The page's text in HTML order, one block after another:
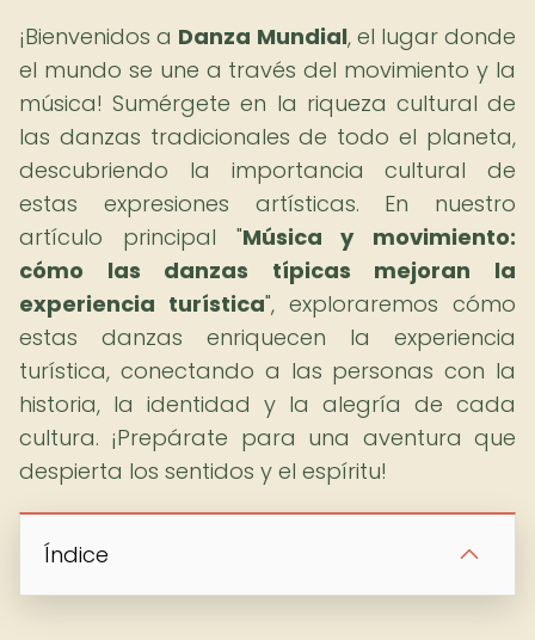
¡Bienvenidos a Danza Mundial, el lugar donde
el mundo se une a través del movimiento y la
música! Sumérgete en la riqueza cultural de
las danzas tradicionales de todo el planeta,
descubriendo la importancia cultural de
estas expresiones artísticas. En nuestro
artículo principal "Música y movimiento:
cómo las danzas típicas mejoran la
experiencia turística", exploraremos cómo
estas danzas enriquecen la experiencia
turística, conectando a las personas con la
historia, la identidad y la alegría de cada
cultura. ¡Prepárate para una aventura que
despierta los sentidos y el espíritu!
Índice